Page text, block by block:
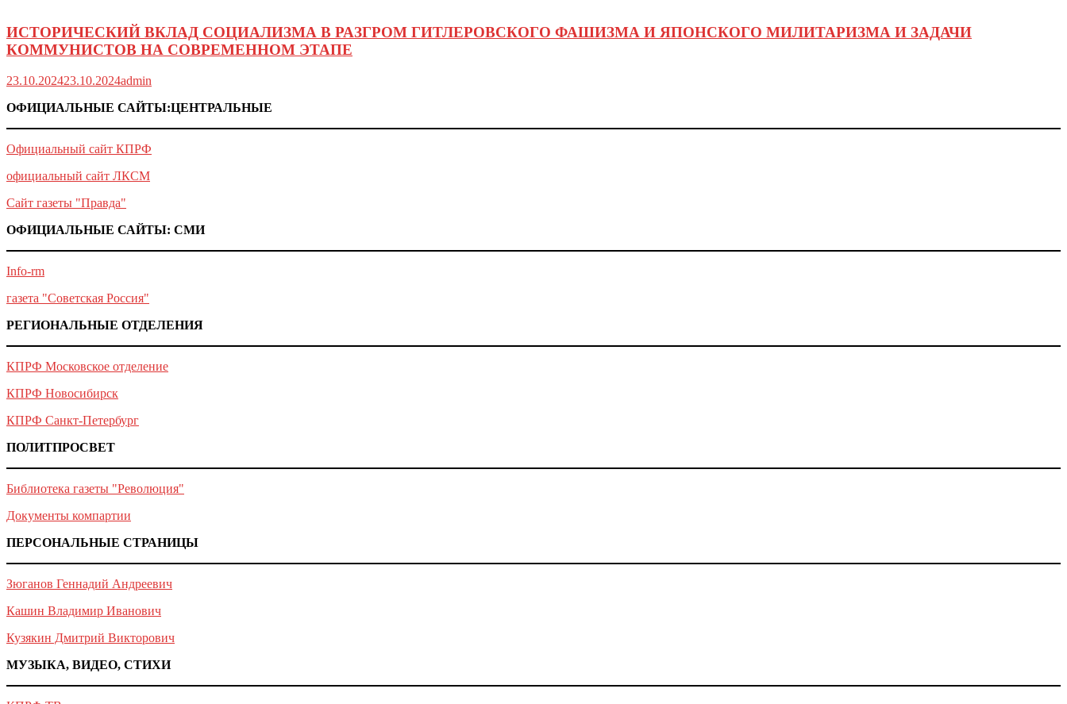
ИСТОРИЧЕСКИЙ ВКЛАД СОЦИАЛИЗМА В РАЗГРОМ ГИТЛЕРОВСКОГО ФАШИЗМА И ЯПОНСКОГО МИЛИТАРИЗМА И ЗАДАЧИ
КОММУНИСТОВ НА СОВРЕМЕННОМ ЭТАПЕ
23.10.202423.10.2024admin
ОФИЦИАЛЬНЫЕ САЙТЫ:ЦЕНТРАЛЬНЫЕ
Официальный сайт КПРФ
официальный сайт ЛКСМ
Сайт газеты "Правда"
ОФИЦИАЛЬНЫЕ САЙТЫ: СМИ
Info-rm
газета "Советская Россия"
РЕГИОНАЛЬНЫЕ ОТДЕЛЕНИЯ
КПРФ Московское отделение
КПРФ Новосибирск
КПРФ Санкт-Петербург
ПОЛИТПРОСВЕТ
Библиотека газеты "Революция"
Документы компартии
ПЕРСОНАЛЬНЫЕ СТРАНИЦЫ
Зюганов Геннадий Андреевич
Кашин Владимир Иванович
Кузякин Дмитрий Викторович
МУЗЫКА, ВИДЕО, СТИХИ